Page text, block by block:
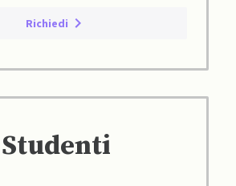
Richiedi
Studenti